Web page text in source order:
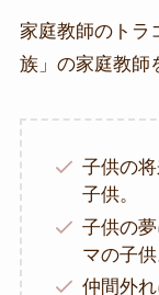
家庭教師のトラ
族」の家庭教師
子供の
子供。
子供の
マの子供
仲間外